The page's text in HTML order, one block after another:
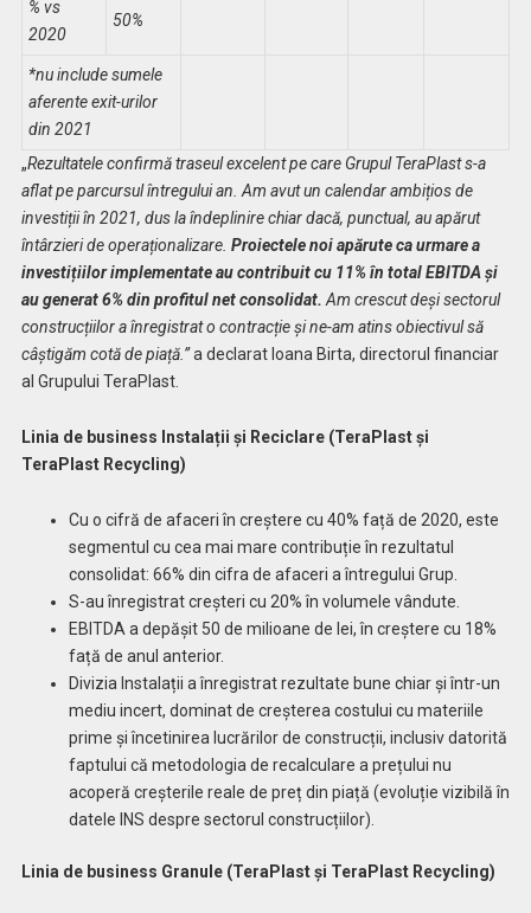
% vs
2020
50%
*nu include sumele
aferente exit-urilor
din 2021
„Rezultatele confirmă traseul excelent pe care Grupul TeraPlast s-a
aflat pe parcursul întregului an. Am avut un calendar ambițios de
investiții în 2021, dus la îndeplinire chiar dacă, punctual, au apărut
întârzieri de operaționalizare. Proiectele noi apărute ca urmare a
investițiilor implementate au contribuit cu 11% în total EBITDA și
au generat 6% din profitul net consolidat.Am crescut deși sectorul
construcțiilor a înregistrat o contracție și ne-am atins obiectivul să
câștigăm cotă de piață.”a declarat Ioana Birta, directorul financiar
al Grupului TeraPlast.
Linia de business Instalații și Reciclare (TeraPlast și
TeraPlast Recycling)
Cu o cifră de afaceri în creștere cu 40% față de 2020, este
segmentul cu cea mai mare contribuție în rezultatul
consolidat: 66% din cifra de afaceri a întregului Grup.
S-au înregistrat creșteri cu 20% în volumele vândute.
EBITDA a depășit 50 de milioane de lei, în creștere cu 18%
față de anul anterior.
Divizia Instalații a înregistrat rezultate bune chiar și într-un
mediu incert, dominat de creșterea costului cu materiile
prime și încetinirea lucrărilor de construcții, inclusiv datorită
faptului că metodologia de recalculare a prețului nu
acoperă creșterile reale de preț din piață (evoluție vizibilă în
datele INS despre sectorul construcțiilor).
Linia de business Granule (TeraPlast și TeraPlast Recycling)